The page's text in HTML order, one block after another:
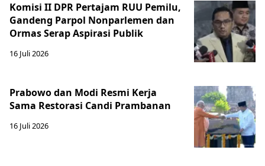
Komisi II DPR Pertajam RUU Pemilu,
Gandeng Parpol Nonparlemen dan
Ormas Serap Aspirasi Publik
16 Juli 2026
Prabowo dan Modi Resmi Kerja
Sama Restorasi Candi Prambanan
16 Juli 2026